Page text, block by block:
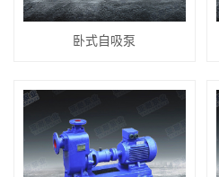
卧式自吸泵